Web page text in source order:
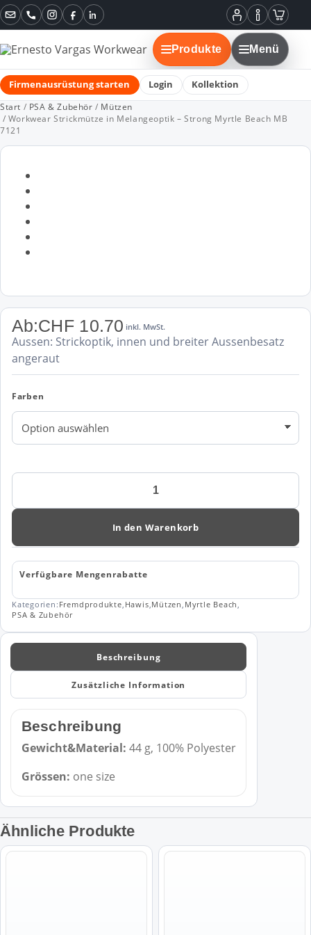
Mein
Konto
Informationen
Instagram
FacebookLinkedIn
Produkte Menü
Firmenausrüstung starten Login Kollektion
Start / PSA & Zubehör / Mützen
/ Workwear Strickmütze in Melangeoptik – Strong Myrtle Beach MB
7121
Ab:CHF10.70 inkl. MwSt.
Aussen: Strickoptik, innen und breiter Aussenbesatz
angeraut
Farben
Workwear
in
-
Myrtle
MB
7121
Menge
In den Warenkorb
Verfügbare Mengenrabatte
Kategorien: Fremdprodukte, Hawis,Mützen, Myrtle Beach,
PSA & Zubehör
Beschreibung
Zusätzliche Information
Beschreibung
Gewicht&Material: 44 g, 100% Polyester
Grössen: one size
Ähnliche Produkte